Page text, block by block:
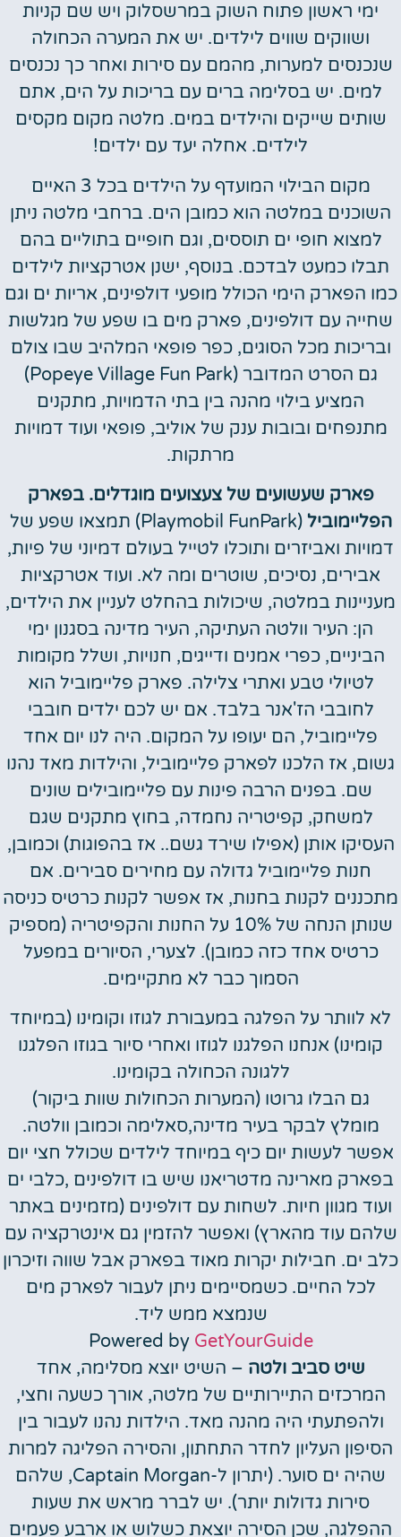
ימי ראשון פתוח השוק במרשסלוק ויש שם קניות
ושווקים שווים לילדים. יש את המערה הכחולה
שנכנסים למערות, מהמם עם סירות ואחר כך נכנסים
למים. יש בסלימה ברים עם בריכות על הים, אתם
שותים שייקים והילדים במים. מלטה מקום מקסים
לילדים. אחלה יעד עם ילדים!
מ
קום הבילוי המועדף על הילדים בכל 3 האיים
השוכנים במלטה הוא כמובן הים. ברחבי מלטה ניתן
למצוא חופי ים תוססים, וגם חופיים בתוליים בהם
תבלו כמעט לבדכם. בנוסף, ישנן אטרקציות לילדים
כמו הפארק הימי הכולל מופעי דולפינים, אריות ים וגם
שחייה עם דולפינים, פארק מים בו שפע של מגלשות
ובריכות מכל הסוגים, כפר פופאי המלהיב שבו צולם
גם הסרט המדובר (Popeye Village Fun Park)
המציע בילוי מהנה בין בתי הדמויות, מתקנים
מתנפחים ובובות ענק של אוליב, פופאי ועוד דמויות
מרתקות.
פארק שעשועים של צעצועים מוגדלים. בפארק
הפליימוביל
(Playmobil FunPark) תמצאו שפע של
דמויות ואביזרים ותוכלו לטייל בעולם דמיוני של פיות,
אבירים, נסיכים, שוטרים ומה לא. ועוד אטרקציות
מעניינות במלטה, שיכולות בהחלט לעניין את הילדים,
הן: העיר וולטה העתיקה, העיר מדינה בסגנון ימי
הביניים, כפרי אמנים ודייגים, חנויות, ושלל מקומות
לטיולי טבע ואתרי צלילה. פארק פליימוביל הוא
לחובבי הז'אנר בלבד. אם יש לכם ילדים חובבי
פליימוביל, הם יעופו על המקום. היה לנו יום אחד
גשום, אז הלכנו לפארק פליימוביל, והילדות מאד נהנו
שם. בפנים הרבה פינות עם פליימובילים שונים
למשחק, קפיטריה נחמדה, בחוץ מתקנים שגם
העסיקו אותן (אפילו שירד גשם.. אז בהפוגות) וכמובן,
חנות פליימוביל גדולה עם מחירים סבירים. אם
מתכננים לקנות בחנות, אז אפשר לקנות כרטיס כניסה
שנותן הנחה של 10% על החנות והקפיטריה (מספיק
כרטיס אחד כזה כמובן). לצערי, הסיורים במפעל
הסמוך כבר לא מתקיימים.
לא לוותר על הפלגה במעבורת לגוזו וקומינו (במיוחד
קומינו) אנחנו הפלגנו לגוזו ואחרי סיור בגוזו הפלגנו
ללגונה הכחולה בקומינו.
גם הבלו גרוטו (המערות הכחולות שוות ביקור)
מומלץ לבקר בעיר מדינה,סאלימה וכמובן וולטה.
אפשר לעשות יום כיף במיוחד לילדים שכולל חצי יום
בפארק מארינה מדטריאנו שיש בו דולפינים ,כלבי ים
ועוד מגוון חיות. לשחות עם דולפינים (מזמינים באתר
שלהם עוד מהארץ) ואפשר להזמין גם אינטרקציה עם
כלב ים. חבילות יקרות מאוד בפארק אבל שווה וזיכרון
לכל החיים. כשמסיימים ניתן לעבור לפארק מים
שנמצא ממש ליד.
Powered by GetYourGuide
שיט סביב ולטה – השיט יוצא מסלימה, אחד
המרכזים התיירותיים של מלטה, אורך כשעה וחצי,
ולהפתעתי היה מהנה מאד. הילדות נהנו לעבור בין
הסיפון העליון לחדר התחתון, והסירה הפליגה למרות
שהיה ים סוער. (יתרון ל-Captain Morgan, שלהם
סירות גדולות יותר). יש לברר מראש את שעות
ההפלגה, שכן הסירה יוצאת כשלוש או ארבע פעמים